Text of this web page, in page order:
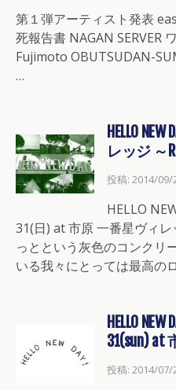
第１弾アーティスト発表
死報告書 NAGAN SERVER
Fujimoto OBUTSUDAN-
…
HELLO
レッジ ～
投稿: 2014/09/
HELLO
31(日) at 市原 一番星ヴィ
っとという灰色のコンクリ
いる我々にとっては最高の
HELLO
31(sun) at
投稿: 2014/07/